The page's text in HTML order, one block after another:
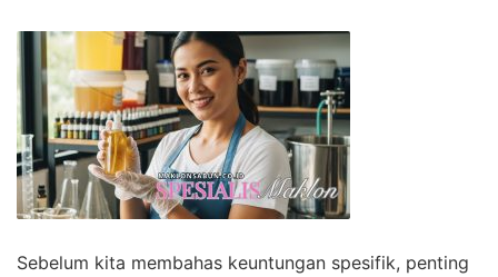
Sebelum kita membahas keuntungan spesifik, penting